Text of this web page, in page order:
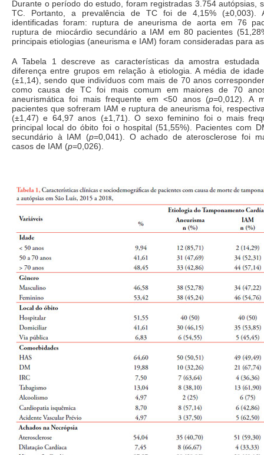
Durante o período do estudo, foram registradas 3.754 autópsias,
TC. Portanto, a prevalência de TC foi de 4,15% (±0,003).
identificadas foram: ruptura de aneurisma de aorta em 76
ruptura de miocárdio secundário a IAM em 80 pacientes
principais etiologias (aneurisma e IAM) foram consideradas para
A Tabela 1 descreve as características da amostra
diferença entre grupos em relação à etiologia. A média de
(±1,14), sendo que indivíduos com mais de 70 anos
como causa de TC foi mais comum em maiores de 70
aneurismática foi mais frequente em <50 anos (p=0,012). A
pacientes que sofreram IAM e ruptura de aneurisma foi,
(±1,47) e 64,97 anos (±1,71). O sexo feminino foi o mais
principal local do óbito foi o hospital (51,55%). Pacientes com
secundário à IAM (p=0,041). O achado de aterosclerose foi
casos de IAM (p=0,026).